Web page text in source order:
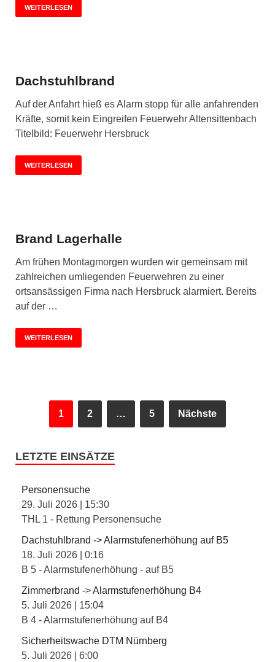
WEITERLESEN
Dachstuhlbrand
Auf der Anfahrt hieß es Alarm stopp für alle anfahrenden
Kräfte, somit kein Eingreifen Feuerwehr Altensittenbach
Titelbild: Feuerwehr Hersbruck
WEITERLESEN
Brand Lagerhalle
Am frühen Montagmorgen wurden wir gemeinsam mit
zahlreichen umliegenden Feuerwehren zu einer
ortsansässigen Firma nach Hersbruck alarmiert. Bereits
auf der …
WEITERLESEN
1 2 … 5 Nächste
LETZTE EINSÄTZE
Personensuche
29. Juli 2026
15:30
THL 1 - Rettung Personensuche
Dachstuhlbrand -> Alarmstufenerhöhung auf B5
18. Juli 2026
0:16
B 5 - Alarmstufenerhöhung - auf B5
Zimmerbrand -> Alarmstufenerhöhung B4
5. Juli 2026
15:04
B 4 - Alarmstufenerhöhung auf B4
Sicherheitswache DTM Nürnberg
5. Juli 2026
6:00